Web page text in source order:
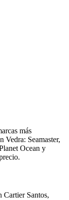
más
Vedra: Seamaster,
Ocean y
Cartier Santos,